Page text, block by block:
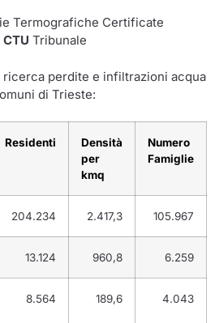
Termografiche Certificate
CTU Tribunale
perdite e infiltrazioni acqua
di Trieste:
Residenti
Densità
per
kmq
Numero
Famiglie
204.234 2.417,3 105.967
13.124 960,8 6.259
8.564 189,6 4.043